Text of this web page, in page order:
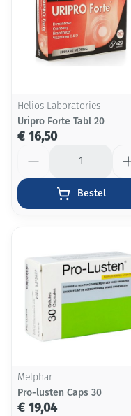
Helios Laboratories
Uripro Forte Tabl 20
€ 16,50
Bestel
Melphar
Pro-lusten Caps 30
€ 19,04